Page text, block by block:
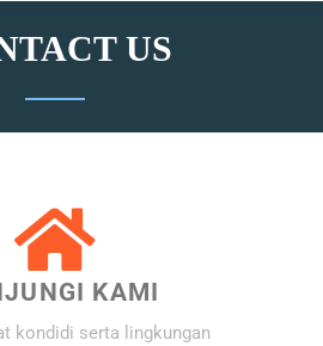
US
KAMI
kondidi serta lingkungan